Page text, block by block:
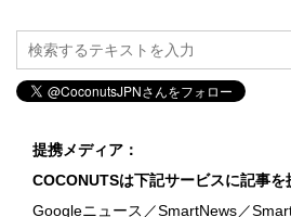
提携メディア：
COCONUTSは下記サービスに記事を
Googleニュース／SmartNews／